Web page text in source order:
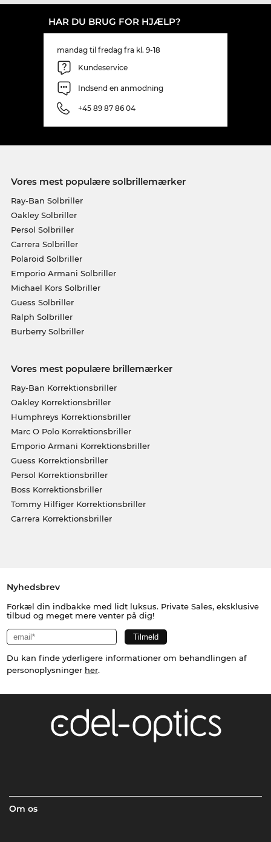
HAR DU BRUG FOR HJÆLP?
mandag til fredag fra kl. 9-18
Kundeservice
Indsend en anmodning
+45 89 87 86 04
Vores mest populære solbrillemærker
Ray-Ban Solbriller
Oakley Solbriller
Persol Solbriller
Carrera Solbriller
Polaroid Solbriller
Emporio Armani Solbriller
Michael Kors Solbriller
Guess Solbriller
Ralph Solbriller
Burberry Solbriller
Vores mest populære brillemærker
Ray-Ban Korrektionsbriller
Oakley Korrektionsbriller
Humphreys Korrektionsbriller
Marc O Polo Korrektionsbriller
Emporio Armani Korrektionsbriller
Guess Korrektionsbriller
Persol Korrektionsbriller
Boss Korrektionsbriller
Tommy Hilfiger Korrektionsbriller
Carrera Korrektionsbriller
Nyhedsbrev
Forkæl din indbakke med lidt luksus. Private Sales, eksklusive
tilbud og meget mere venter på dig!
Du kan finde yderligere informationer om behandlingen af
personoplysninger her.
Om os